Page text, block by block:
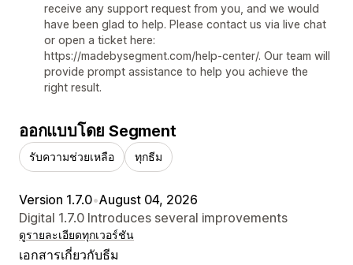
receive any support request from you, and we would
have been glad to help. Please contact us via live chat
or open a ticket here:
https://madebysegment.com/help-center/. Our team will
provide prompt assistance to help you achieve the
right result.
ออกแบบโดย Segment
รับความช่วยเหลือ ทุกธีม
Version 1.7.0•August 04, 2026
Digital 1.7.0 Introduces several improvements
ดูรายละเอียดทุกเวอร์ชัน
เอกสารเกี่ยวกับธีม